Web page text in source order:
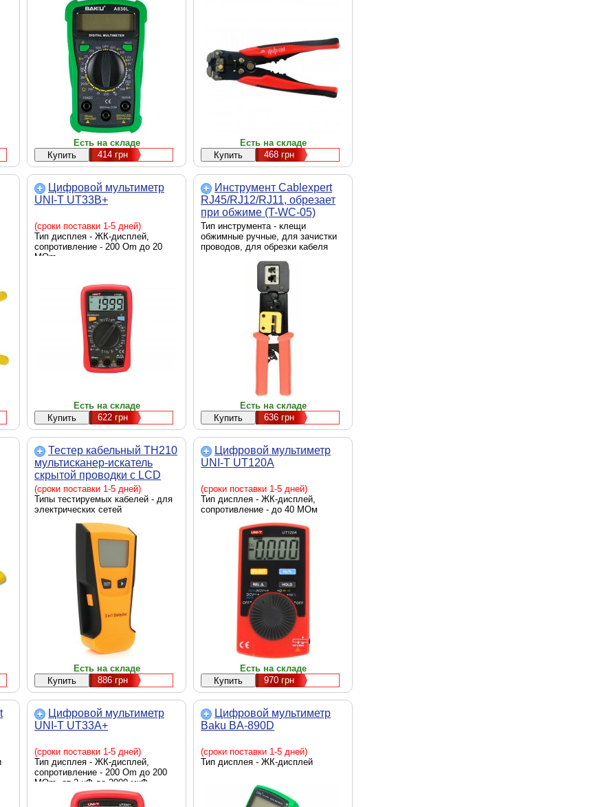
Есть на складе
414грн
Есть на складе
468грн
Цифровой мультиметр
UNI-T UT33B+
(сроки поставки 1-5 дней)
Тип дисплея - ЖК-дисплей,
сопротивление - 200 Om до 20
MOm
Есть на складе
622грн
Инструмент Cablexpert
RJ45/RJ12/RJ11, обрезает
при обжиме (T-WC-05)
Тип инструмента - клещи
обжимные ручные, для зачистки
проводов, для обрезки кабеля
Есть на складе
636грн
Тестер кабельный TH210
мультисканер-искатель
скрытой проводки с LCD
Voltronic (TH210 / 35390)
(сроки поставки 1-5 дней)
Типы тестируемых кабелей - для
электрических сетей
Есть на складе
886грн
Цифровой мультиметр
UNI-T UT120A
(сроки поставки 1-5 дней)
Тип дисплея - ЖК-дисплей,
сопротивление - до 40 МОм
Есть на складе
970грн
Цифровой мультиметр
UNI-T UT33A+
(сроки поставки 1-5 дней)
Тип дисплея - ЖК-дисплей,
сопротивление - 200 Om до 200
MOm, от 2 нФ до 2000 мкФ
Цифровой мультиметр
Baku BA-890D
(сроки поставки 1-5 дней)
Тип дисплея - ЖК-дисплей